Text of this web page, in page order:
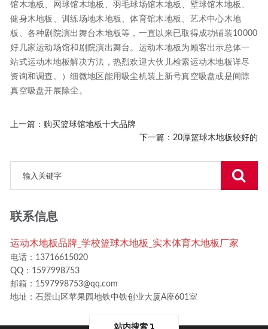
馆木地板、网球馆木地板、羽毛球场馆木地板、壁球馆木地板、
健身木地板、训练场地木地板、体育馆木地板、艺术中心木地
板、各种剧院演出舞台木地板等，一直以来已取得成功铺装10000
好几家运动场馆和剧院演出舞台。运动木地板为顾客出示总体一
站式运动木地板解决方法，热烈欢迎大伙儿检索运动木地板详尽
资询和调查。）细微地区能用吸尘机装上新号真空吸盘或是间隙
真空吸盘开展除尘。
上一篇： 购买篮球馆地板十大品牌
下一篇： 20厚篮球木地板较好的
联系信息
运动木地板品牌_学校篮球木地板_实木体育木地板厂家
电话：13716615020
QQ：1597998753
邮箱：1597998753@qq.com
地址：石景山区苹果园地铁中铁创业大厦A座601室
站内搜索